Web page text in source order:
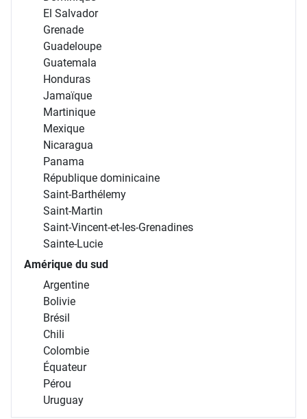
El Salvador
Grenade
Guadeloupe
Guatemala
Honduras
Jamaïque
Martinique
Mexique
Nicaragua
Panama
République dominicaine
Saint-Barthélemy
Saint-Martin
Saint-Vincent-et-les-Grenadines
Sainte-Lucie
Amérique du sud
Argentine
Bolivie
Brésil
Chili
Colombie
Équateur
Pérou
Uruguay